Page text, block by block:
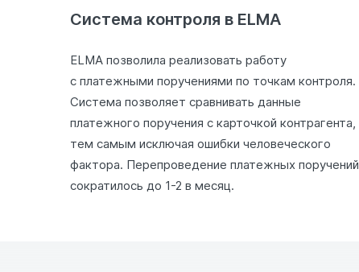
Система контроля в ELMA
ELMA позволила реализовать работу
с платежными поручениями по точкам контроля.
Система позволяет сравнивать данные
платежного поручения с карточкой контрагента,
тем самым исключая ошибки человеческого
фактора. Перепроведение платежных поручений
сократилось до 1-2 в месяц.